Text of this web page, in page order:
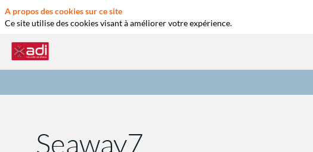
Seaway7
A propos des cookies sur ce site
Ce site utilise des cookies visant à améliorer votre expérience.